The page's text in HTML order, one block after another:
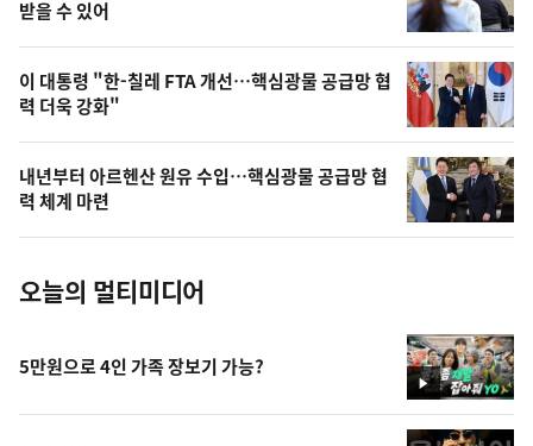
상
오
늘
의
사
진
받을 수 있어
이 대통령 "한-칠레 FTA 개선…핵심광물 공급망 협
력 더욱 강화"
내년부터 아르헨산 원유 수입…핵심광물 공급망 협
력 체계 마련
오늘의 멀티미디어
영
상
5만원으로 4인 가족 장보기 가능?